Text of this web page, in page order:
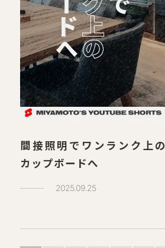
間接照明でワンランク上の
カップボードへ
2025.09.25